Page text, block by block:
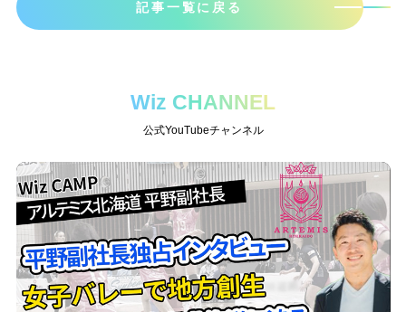
記事一覧に戻る
Wiz CHANNEL
公式YouTubeチャンネル